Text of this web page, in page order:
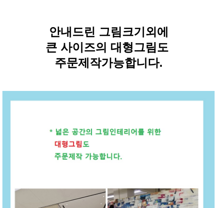
안내드린 그림크기외에
큰 사이즈의 대형그림도
주문제작가능합니다.